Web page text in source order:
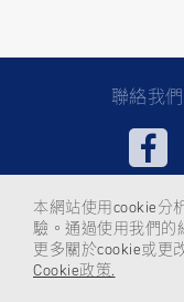
聯絡我們
本網站使用cookie分
驗。通過使用我們的
更多關於cookie或更
Cookie政策.